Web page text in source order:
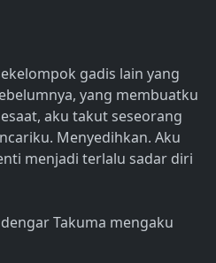
gadis lain yang
yang membuatku
aku takut seseorang
Menyedihkan. Aku
menjadi terlalu sadar diri
Takuma mengaku